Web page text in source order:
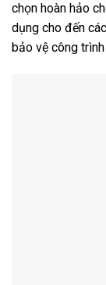
chọn hoàn hảo
dụng cho đến
bảo vệ công